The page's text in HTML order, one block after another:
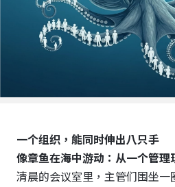
一个组织，能同时伸出八只手
像章鱼在海中游动：从一个管理
清晨的会议室里，主管们围坐